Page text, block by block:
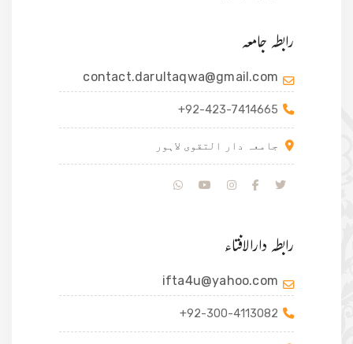
رابطہ جامعہ
contact.darultaqwa@gmail.com
+92-423-7414665
جامعہ دار التقوی لاہور
رابطہ دارالافتاء
ifta4u@yahoo.com
+92-300-4113082